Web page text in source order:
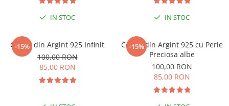
IN STOC IN STOC
-15%
Cercei din Argint 925 Infinit
100,00 RON
85,00 RON
-15%
Cercei din Argint 925 cu Perle
Preciosa albe
100,00 RON
85,00 RON